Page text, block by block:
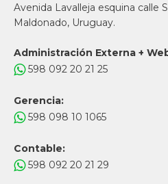
Avenida Lavalleja esquina calle
Maldonado, Uruguay.
Administración Externa +
598 092 20 21 25
Gerencia:
598 098 10 1065
Contable:
598 092 20 21 29